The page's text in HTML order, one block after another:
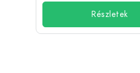
Részletek